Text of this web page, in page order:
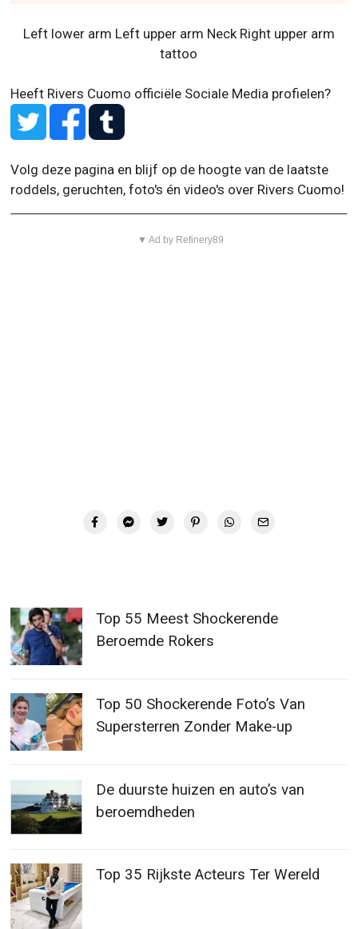
Left lower arm Left upper arm Neck Right upper arm
tattoo
Heeft Rivers Cuomo officiële Sociale Media profielen?
Volg deze pagina en blijf op de hoogte van de laatste
roddels, geruchten, foto's én video's over Rivers Cuomo!
▼ Ad by Refinery89
Top 55 Meest Shockerende
Beroemde Rokers
Top 50 Shockerende Foto’s Van
Supersterren Zonder Make-up
De duurste huizen en auto’s van
beroemdheden
Top 35 Rijkste Acteurs Ter Wereld